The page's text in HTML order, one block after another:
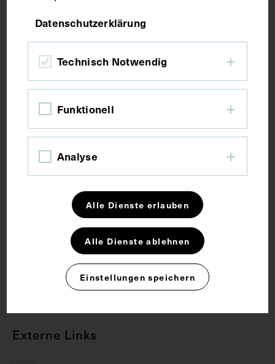
Bildmaß 41 x 28,3 cm
Kurzbeschreibung
Lichtdruck von Josef Löwy.
Schlagwörter
Innere Medizin
CC BY-NC-SA 4.0
Externe Links
Datenschutzerklärung
Technisch Notwendig
Funktionell
Analyse
Alle Dienste erlauben
Alle Dienste ablehnen
Einstellungen speichern